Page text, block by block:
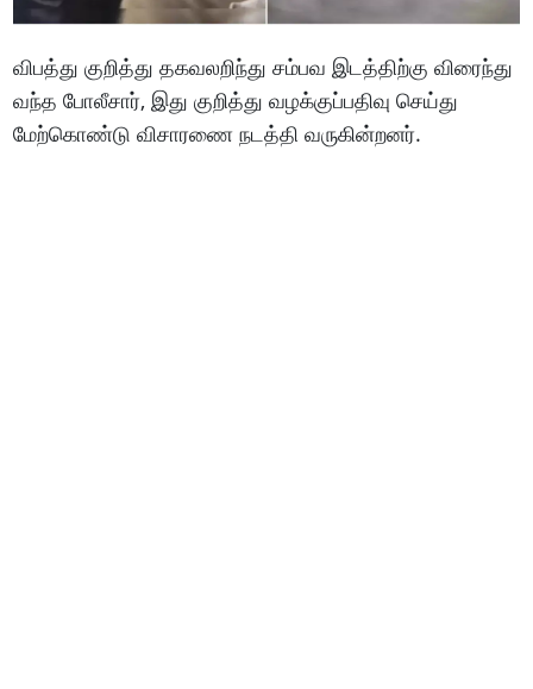
விபத்து குறித்து தகவலறிந்து சம்பவ இடத்திற்கு விரைந்து
வந்த போலீசார், இது குறித்து வழக்குப்பதிவு செய்து
மேற்கொண்டு விசாரணை நடத்தி வருகின்றனர்.